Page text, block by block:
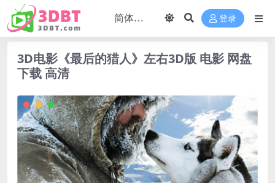
登录
3D电影《最后的猎人》左右3D版 电影 网盘
下载 高清